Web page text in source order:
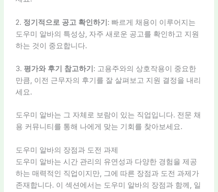
2. 정기적으로 공고 확인하기 : 빠르게 채용이 이루어지는
도우미 알바의 특성상, 자주 새로운 공고를 확인하고 지원
하는 것이 중요합니다.
3. 평가와 후기 참고하기 : 고용주와의 상호작용이 중요한
만큼, 이전 근무자의 후기를 잘 살펴보고 지원 결정을 내리
세요.
도우미 알바는 그 자체로 보람이 있는 직업입니다. 전문 채
용 커뮤니티를 통해 나에게 맞는 기회를 찾아보세요.
도우미 알바의 장점과 도전 과제
도우미 알바는 시간 관리의 유연성과 다양한 경험을 제공
하는 매력적인 직업이지만, 그에 따른 장점과 도전 과제가
존재합니다. 이 섹션에서는 도우미 알바의 장점과 함께, 일